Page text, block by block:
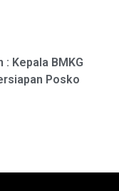
Kepala BMKG
Posko